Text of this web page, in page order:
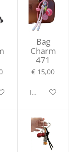
Bag
Charm
471
€ 15,00
In